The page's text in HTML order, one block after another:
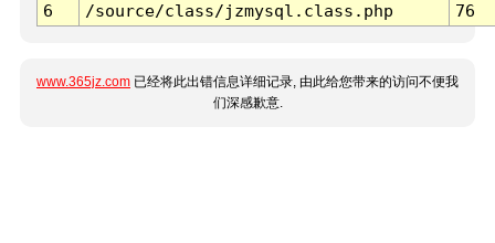
6
/source/class/jzmysql.class.php 76
www.365jz.com 已经将此出错信息详细记录, 由此给您带来的访问不便我
们深感歉意.